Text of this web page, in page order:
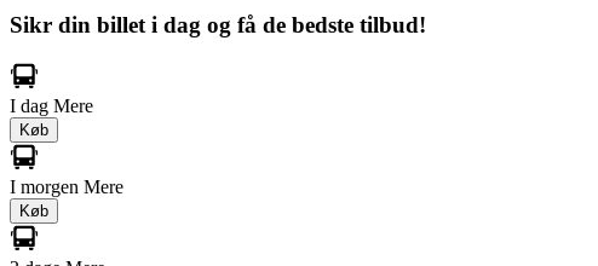
Sikr din billet i dag og få de bedste tilbud!
I dag Mere
Køb
I morgen Mere
Køb